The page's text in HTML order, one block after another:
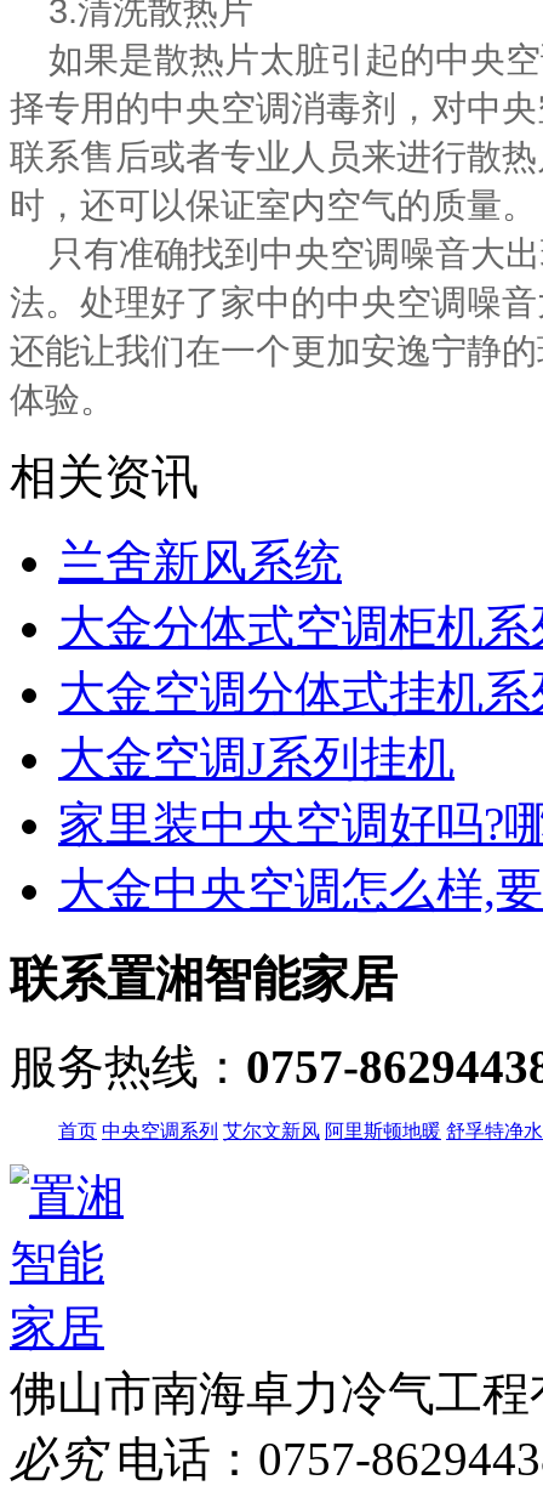
3.清洗散热片
如果是散热片太脏引起的中央
择专用的中央空调消毒剂，对中
联系售后或者专业人员来进行散
时，还可以保证室内空气的质量
只有准确找到中央空调噪音大出
法。处理好了家中的中央空调噪
还能让我们在一个更加安逸宁静
体验。
相关资讯
兰舍新风系统
大金分体式空调柜机系
大金空调分体式挂机系
大金空调J系列挂机
家里装中央空调好吗?
大金中央空调怎么样,
联系置湘智能家居
服务热线： 0757-
首页 中央空调系列 艾尔文新风 阿里斯顿地暖 舒孚特净水
佛山市南海卓力冷气工
必究 电话：0757-